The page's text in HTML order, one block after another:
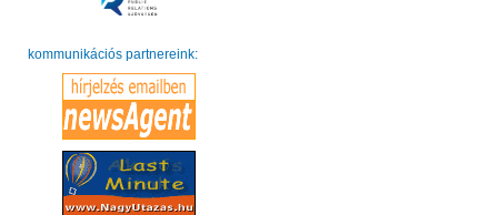
kommunikációs partnereink: